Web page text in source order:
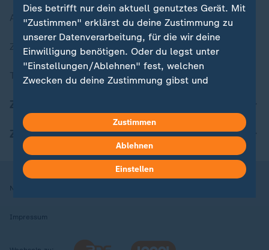
Aktuelle Sendungs-Videos
ZDFheute Stories
Themen im Überblick
ZDFheute Apps
Nutzungsbedingungen
Impressum
Dies betrifft nur dein aktuell genutztes Gerät. Mit
"Zustimmen" erklärst du deine Zustimmung zu
unserer Datenverarbeitung, für die wir deine
Einwilligung benötigen. Oder du legst unter
"Einstellungen/Ablehnen" fest, welchen
Zwecken du deine Zustimmung gibst und
in deinen Einstellungen widerrufen oder ändern.
Hier findest du das Impressum.
Weitere Informationen findest du in unserer
Datenschutzerklärung.
Zustimmen
Ablehnen
Einstellen